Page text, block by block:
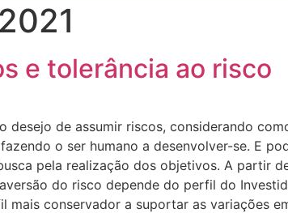
e tolerância ao risco
de assumir riscos, considerando
o ser humano a desenvolver-se. E
pela realização dos objetivos. A partir
do risco depende do perfil do
conservador a suportar as variações